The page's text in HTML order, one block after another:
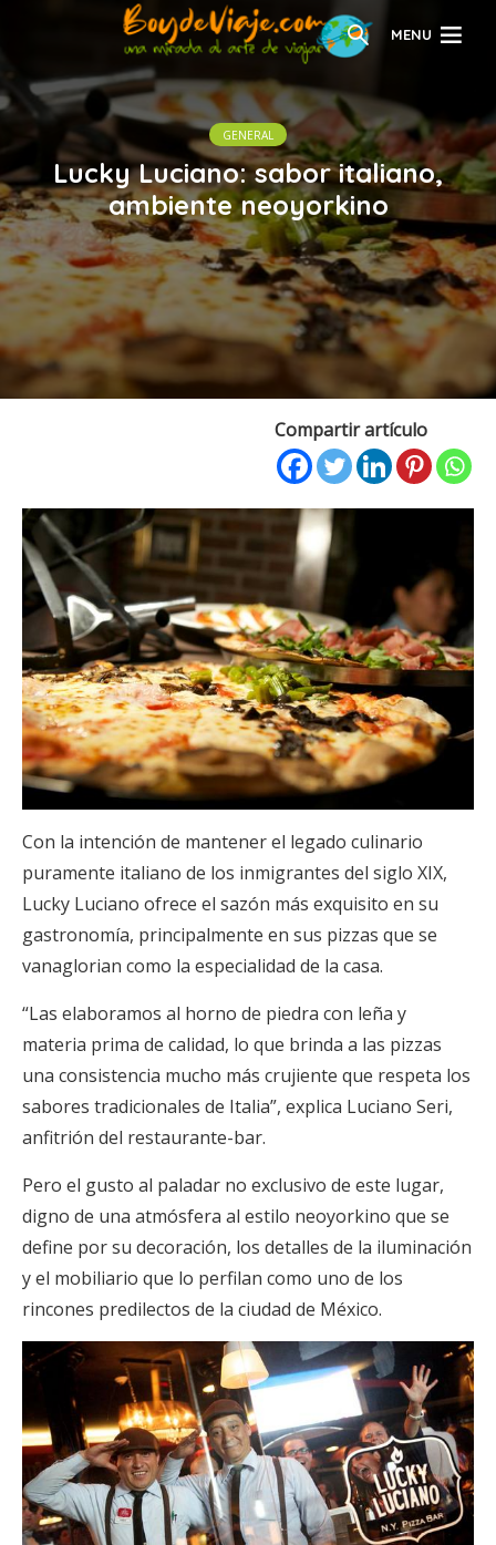
MENU
GENERAL
Lucky Luciano: sabor italiano,
ambiente neoyorkino
Compartir artículo
Con la intención de mantener el legado culinario
puramente italiano de los inmigrantes del siglo XIX,
Lucky Luciano ofrece el sazón más exquisito en su
gastronomía, principalmente en sus pizzas que se
vanaglorian como la especialidad de la casa.
“Las elaboramos al horno de piedra con leña y
materia prima de calidad, lo que brinda a las pizzas
una consistencia mucho más crujiente que respeta los
sabores tradicionales de Italia”, explica Luciano Seri,
anfitrión del restaurante-bar.
Pero el gusto al paladar no exclusivo de este lugar,
digno de una atmósfera al estilo neoyorkino que se
define por su decoración, los detalles de la iluminación
y el mobiliario que lo perfilan como uno de los
rincones predilectos de la ciudad de México.